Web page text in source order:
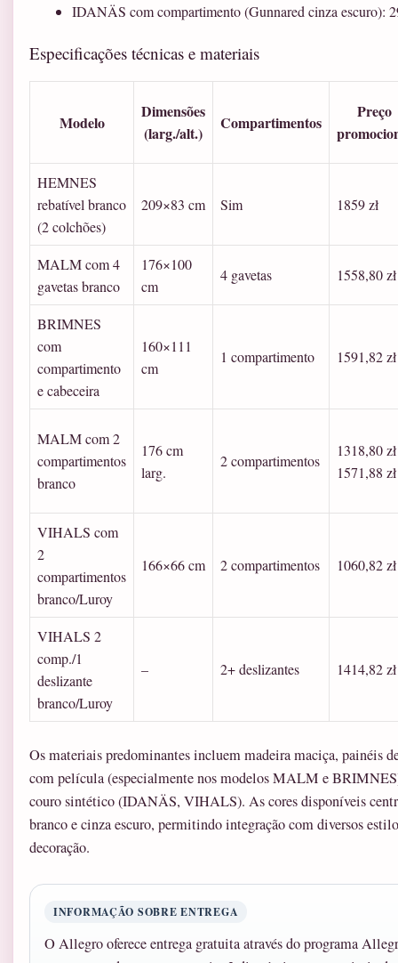
IDANÄS com compartimento (Gunnared cinza escuro):
Especificações técnicas e materiais
Modelo
Dimensões
(larg./alt.)
Compartimentos
Preço
HEMNES
rebatível branco
(2 colchões)
209×83 cm Sim 1859 zł
MALM com 4
gavetas branco
176×100
cm
4 gavetas 1558,80 zł
BRIMNES
com
compartimento
e cabeceira
160×111
cm
1 compartimento 1591,82 zł
MALM com 2
compartimentos
branco
176 cm
larg.
2 compartimentos
1318,80
1571,88 zł
VIHALS com
2
compartimentos
branco/Luroy
166×66 cm 2 compartimentos 1060,82 zł
VIHALS 2
comp./1
deslizante
branco/Luroy
– 2+ deslizantes 1414,82 zł
Os materiais predominantes incluem madeira maciça, painéis
com película (especialmente nos modelos MALM e
couro sintético (IDANÄS, VIHALS). As cores disponíveis
branco e cinza escuro, permitindo integração com diversos
decoração.
INFORMAÇÃO SOBRE ENTREGA
O Allegro oferece entrega gratuita através do programa